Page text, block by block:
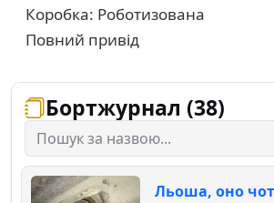
Коробка: Роботизована
Повний привід
Бортжурнал (38)
Льоша, оно